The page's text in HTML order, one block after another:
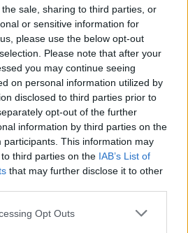
sale, sharing to third parties, or
or sensitive information for
please use the below opt-out
Please note that after your
you may continue seeing
on personal information utilized by
disclosed to third parties prior to
opt-out of the further
information by third parties on the
participants. This information may
third parties on the IAB’s List of
that may further disclose it to other
Opt Outs
tradiciniai lietuviški
mano skonio (juokiasi),
visur ir visiems.
į lietuvišką
prisiminimus išsivežėte į
Vėlyvio filmavimo
gera sugrįžti. Jūsų